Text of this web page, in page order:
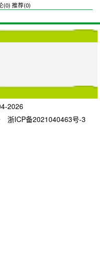
(0) 推荐(0)
2026
浙ICP备2021040463号-3